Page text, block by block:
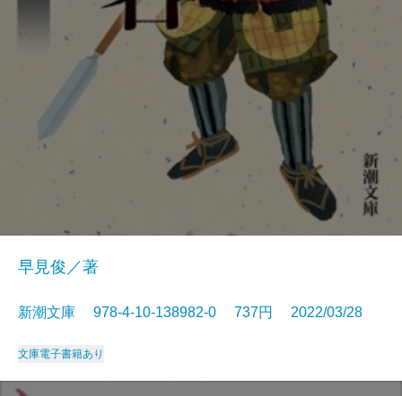
早見俊／著
新潮文庫 978-4-10-138982-0 737円 2022/03/28
文庫電子書籍あり